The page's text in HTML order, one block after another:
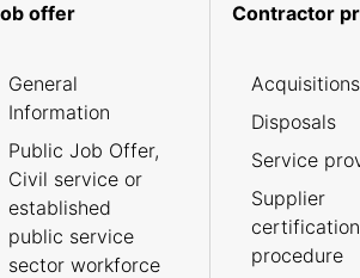
offer
General
Information
Public Job Offer,
Civil service or
established
public service
sector workforce
Contractor
Acquisitions
Disposals
Service
Supplier
certification
procedure